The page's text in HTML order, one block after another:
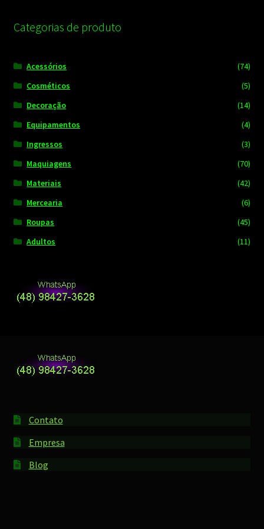
Categorias de produto
Acessórios
(74)
Cosméticos
(5)
Decoração
(14)
Equipamentos
(4)
Ingressos
(3)
Maquiagens
(70)
Materiais
(42)
Mercearia
(6)
Roupas
(45)
Adultos
(11)
Contato
Empresa
Blog